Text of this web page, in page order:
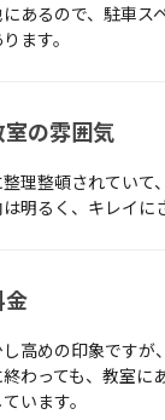
あるので、駐車ス
ます。
室の雰囲気
理整頓されていて
明るく、キレイに
金
高めの印象ですが
わっても、教室に
います。